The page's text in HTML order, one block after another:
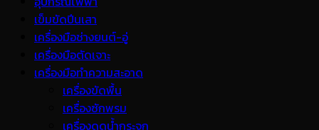
เข็มขัดปีนเสา
เครื่องมือช่างยนต์-อู่
เครื่องมือตัดเจาะ
เครื่องมือทำความสะอาด
เครื่องขัดพื้น
เครื่องซักพรม
เครื่องดูดน้ำกระจก